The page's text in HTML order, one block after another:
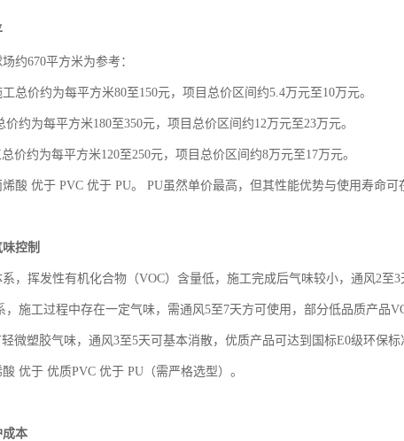
约670平方米为参考：
总价约为每平方米80至150元，项目总价区间约5.4万元至10万元。
价约为每平方米180至350元，项目总价区间约12万元至23万元。
价约为每平方米120至250元，项目总价区间约8万元至17万元。
烯酸 优于 PVC 优于 PU。 PU虽然单价最高，但其性能优势与使用寿命
控制
，挥发性有机化合物（VOC）含量低，施工完成后气味较小，通风2至3
，施工过程中存在一定气味，需通风5至7天方可使用，部分低品质产品
微塑胶气味，通风3至5天可基本消散，优质产品可达到国标E0级环保
酸 优于 优质PVC 优于 PU（需严格选型）。
成本